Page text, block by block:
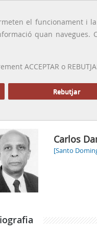
el funcionament i
quan navegues.
ACCEPTAR o
Rebutjar
PRESENTACIÓ
Carlos
[Santo